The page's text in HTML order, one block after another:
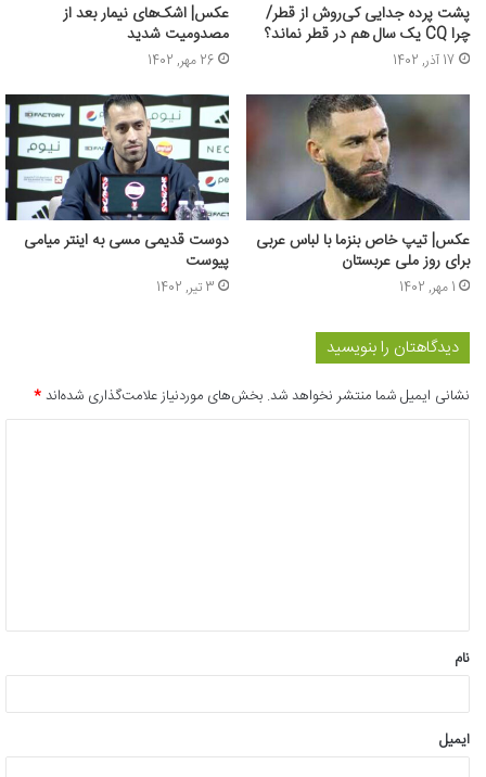
پشت پرده جدایی کی‌روش از قطر/
چرا CQ یک سال هم در قطر نماند؟
17 آذر, 1402
عکس| اشک‌های نیمار بعد از
مصدومیت شدید
26 مهر, 1402
عکس| تیپ خاص بنزما با لباس عربی
برای روز ملی عربستان
1 مهر, 1402
دوست قدیمی مسی به اینتر میامی
پیوست
3 تیر, 1402
دیدگاهتان را بنویسید
نشانی ایمیل شما منتشر نخواهد شد. بخش‌های موردنیاز علامت‌گذاری شده‌اند*
*
نام
ایمیل